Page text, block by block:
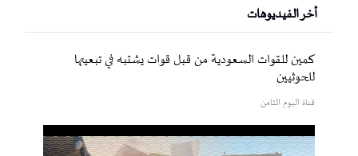
أخر الفيديوهات
كمين للقوات السعودية من قبل قوات يشتبه في تبعيتها
للحوثيين
قناة اليوم الثامن